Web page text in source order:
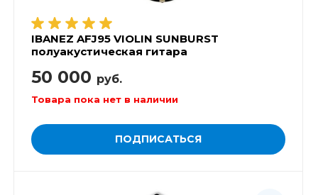
IBANEZ AFJ95 VIOLIN SUNBURST
полуакустическая гитара
50 000 руб.
Товара пока нет в наличии
ПОДПИСАТЬСЯ